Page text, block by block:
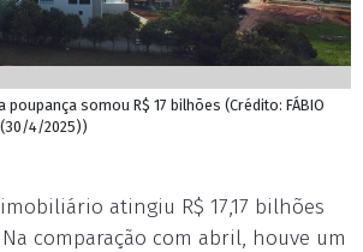
somou R$ 17 bilhões (Crédito: FÁBIO
(30/4/2025))
atingiu R$ 17,17 bilhões
comparação com abril, houve um